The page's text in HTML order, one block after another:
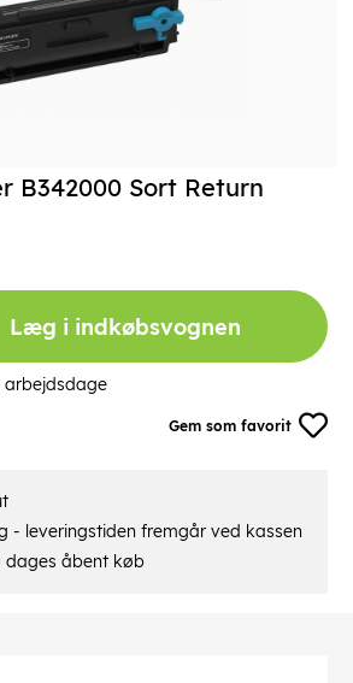
Gem som favorit
B342000 Sort Return
Læg i indkøbsvognen
arbejdsdage
- leveringstiden fremgår ved kassen
dages åbent køb